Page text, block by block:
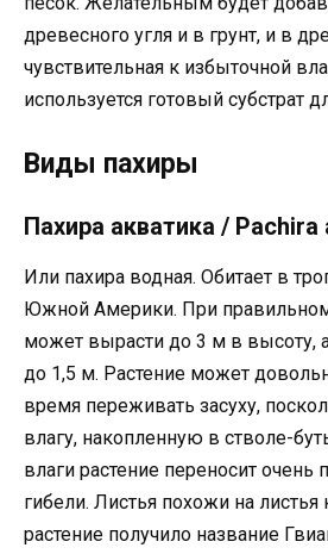
древесного угля и в грунт, и в
чувствительная к избыточной
используется готовый субстрат
Виды пахиры
Пахира акватика / Pachira
Или пахира водная. Обитает в
Южной Америки. При правильном
может вырасти до 3 м в высоту,
до 1,5 м. Растение может
время переживать засуху,
влагу, накопленную в стволе-
влаги растение переносит очень
гибели. Листья похожи на листья
растение получило название